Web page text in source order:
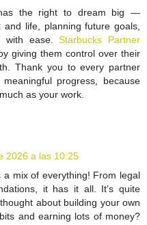
the right to dream big —
and life, planning future goals,
with ease.Starbucks Partner
giving them control over their
Thank you to every partner
progress, because
as your work.
2026 a las 10:25
a mix of everything! From legal
it has it all. It’s quite
about building your own
and earning lots of money?